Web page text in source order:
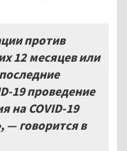
против
12 месяцев или
19 проведение
на COVID-19
— говорится в